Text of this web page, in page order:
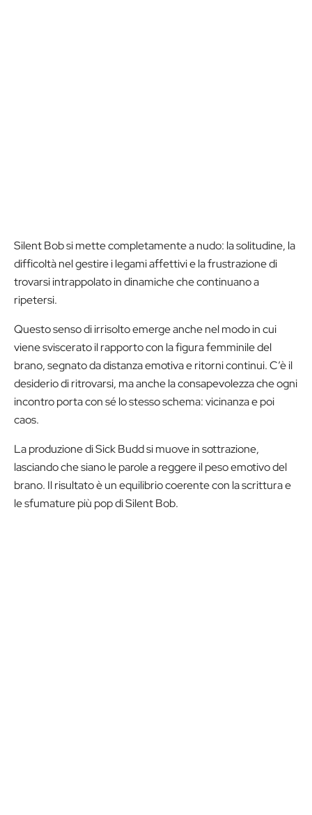
Silent Bob si mette completamente a nudo: la solitudine, la
difficoltà nel gestire i legami affettivi e la frustrazione di
trovarsi intrappolato in dinamiche che continuano a
ripetersi.
Questo senso di irrisolto emerge anche nel modo in cui
viene sviscerato il rapporto con la figura femminile del
brano, segnato da distanza emotiva e ritorni continui. C’è il
desiderio di ritrovarsi, ma anche la consapevolezza che ogni
incontro porta con sé lo stesso schema: vicinanza e poi
caos.
La produzione di Sick Budd si muove in sottrazione,
lasciando che siano le parole a reggere il peso emotivo del
brano. Il risultato è un equilibrio coerente con la scrittura e
le sfumature più pop di Silent Bob.